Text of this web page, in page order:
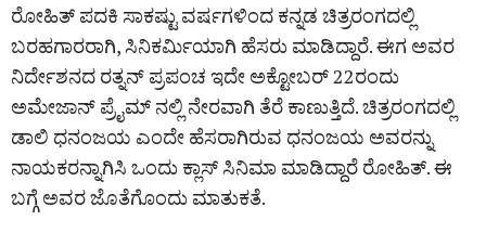
ರೋಹಿತ್ ಪದಕಿ ಸಾಕಷ್ಟು ವರ್ಷಗಳಿಂದ ಕನ್ನಡ ಚಿತ್ರರಂಗದಲ್ಲಿ
ಬರಹಗಾರರಾಗಿ, ಸಿನಿಕರ್ಮಿಯಾಗಿ ಹೆಸರು ಮಾಡಿದ್ದಾರೆ. ಈಗ ಅವರ
ನಿರ್ದೇಶನದ ರತ್ನನ್ ಪ್ರಪಂಚ ಇದೇ ಅಕ್ಟೋಬರ್ 22ರಂದು
ಅಮೇಜಾನ್ ಪ್ರೈಮ್ ನಲ್ಲಿ ನೇರವಾಗಿ ತೆರೆ ಕಾಣುತ್ತಿದೆ. ಚಿತ್ರರಂಗದಲ್ಲಿ
ಡಾಲಿ ಧನಂಜಯ ಎಂದೇ ಹೆಸರಾಗಿರುವ ಧನಂಜಯ ಅವರನ್ನು
ನಾಯಕರನ್ನಾಗಿಸಿ ಒಂದು ಕ್ಲಾಸ್ ಸಿನಿಮಾ ಮಾಡಿದ್ದಾರೆ ರೋಹಿತ್. ಈ
ಬಗ್ಗೆ ಅವರ ಜೊತೆಗೊಂದು ಮಾತುಕತೆ.